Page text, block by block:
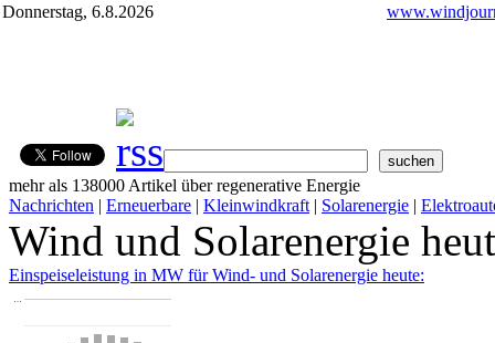
Donnerstag, 6.8.2026
mehr als 138000 Artikel über regenerative Energie
Nachrichten | Erneuerbare | Kleinwindkraft | Solarenergie |
Wind und Solarenergie
Einspeiseleistung in MW für Wind- und Solarenergie heute:
…